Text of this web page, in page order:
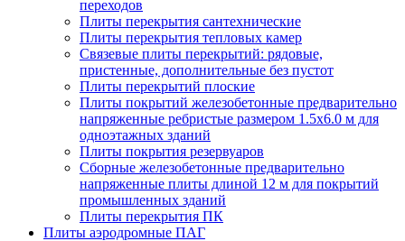
переходов
Плиты перекрытия сантехнические
Плиты перекрытия тепловых камер
Связевые плиты перекрытий: рядовые,
пристенные, дополнительные без пустот
Плиты перекрытий плоские
Плиты покрытий железобетонные предварительно
напряженные ребристые размером 1.5х6.0 м для
одноэтажных зданий
Плиты покрытия резервуаров
Сборные железобетонные предварительно
напряженные плиты длиной 12 м для покрытий
промышленных зданий
Плиты перекрытия ПК
Плиты аэродромные ПАГ